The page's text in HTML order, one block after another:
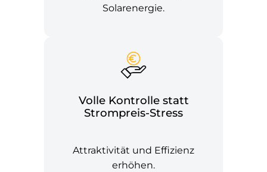
Solarenergie.
Volle Kontrolle statt
Strompreis-Stress
Attraktivität und Effizienz
erhöhen.